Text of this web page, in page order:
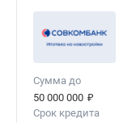
Сумма до
50 000 000 ₽
Срок кредита